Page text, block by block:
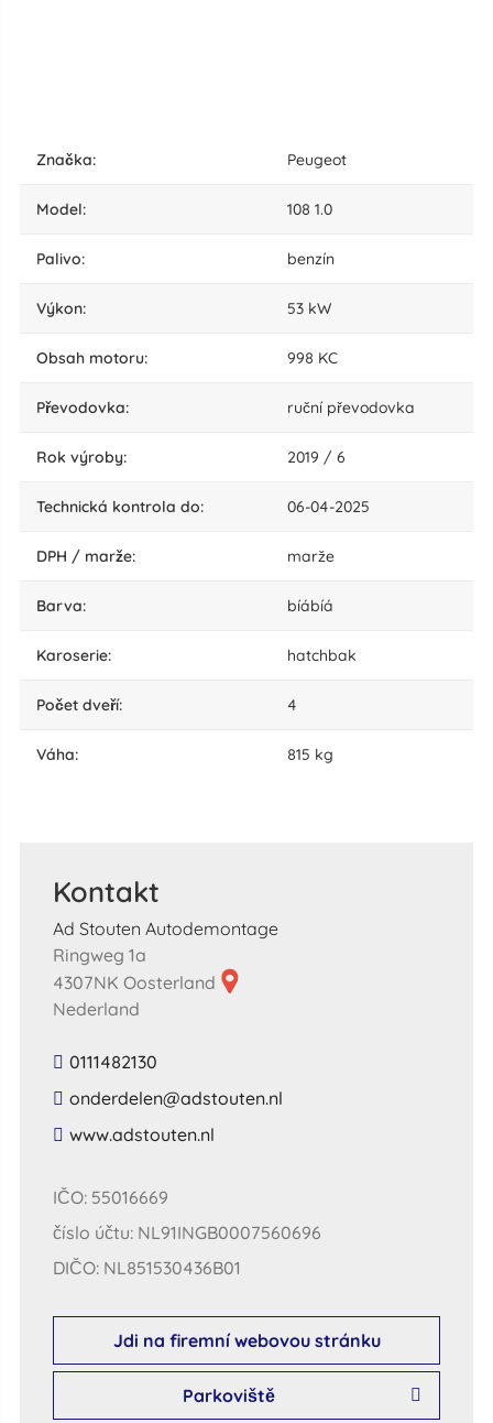
značka: Peugeot
model: 108 1.0
palivo: benzín
výkon: 53 kW
obsah motoru: 998 KC
převodovka: ruční převodovka
rok výroby: 2019 / 6
technická kontrola do: 06-04-2025
DPH / marže: marže
barva: bíábíá
karoserie: hatchbak
počet dveří: 4
váha: 815 kg
Kontakt
Ad Stouten Autodemontage
Ringweg 1a
4307NK Oosterland
Nederland
0111482130
​onderdelen​@​adstouten​.​nl​
​www​.​adstouten​.​nl​
IČO: 55016669
číslo účtu: NL91INGB0007560696
DIČO: NL851530436B01
Jdi na firemní webovou stránku
Parkoviště